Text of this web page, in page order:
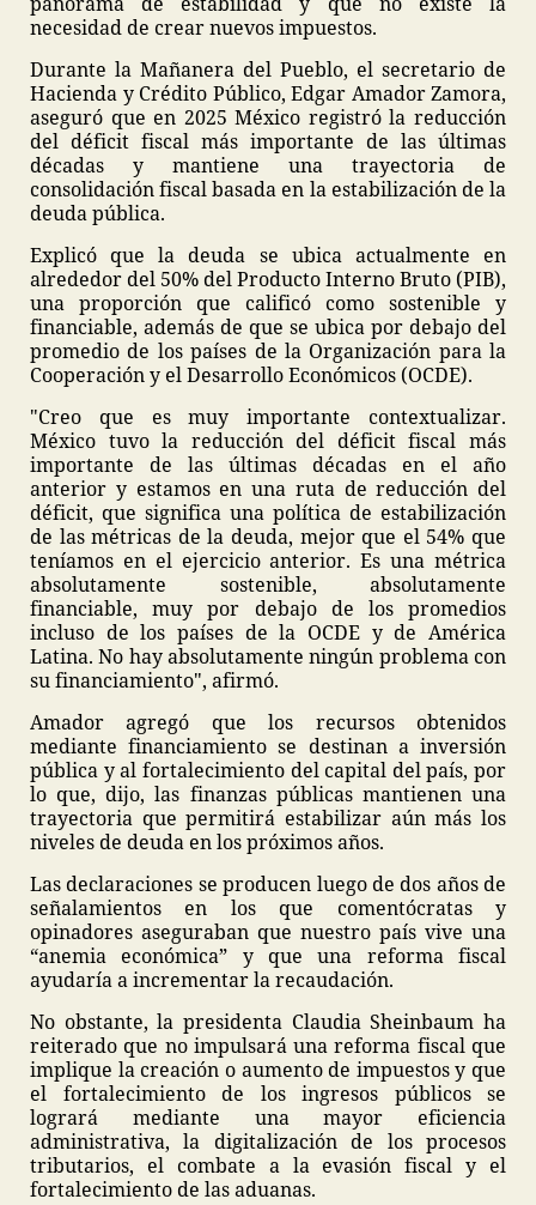
necesidad de crear nuevos impuestos.
Durante la Mañanera del Pueblo, el secretario de
Hacienda y Crédito Público, Edgar Amador Zamora,
aseguró que en 2025 México registró la reducción
del déficit fiscal más importante de las últimas
décadas y mantiene una trayectoria de
consolidación fiscal basada en la estabilización de la
deuda pública.
Explicó que la deuda se ubica actualmente en
alrededor del 50% del Producto Interno Bruto (PIB),
una proporción que calificó como sostenible y
financiable, además de que se ubica por debajo del
promedio de los países de la Organización para la
Cooperación y el Desarrollo Económicos (OCDE).
"Creo que es muy importante contextualizar.
México tuvo la reducción del déficit fiscal más
importante de las últimas décadas en el año
anterior y estamos en una ruta de reducción del
déficit, que significa una política de estabilización
de las métricas de la deuda, mejor que el 54% que
teníamos en el ejercicio anterior. Es una métrica
absolutamente sostenible, absolutamente
financiable, muy por debajo de los promedios
incluso de los países de la OCDE y de América
Latina. No hay absolutamente ningún problema con
su financiamiento", afirmó.
Amador agregó que los recursos obtenidos
mediante financiamiento se destinan a inversión
pública y al fortalecimiento del capital del país, por
lo que, dijo, las finanzas públicas mantienen una
trayectoria que permitirá estabilizar aún más los
niveles de deuda en los próximos años.
Las declaraciones se producen luego de dos años de
señalamientos en los que comentócratas y
opinadores aseguraban que nuestro país vive una
“anemia económica” y que una reforma fiscal
ayudaría a incrementar la recaudación.
No obstante, la presidenta Claudia Sheinbaum ha
reiterado que no impulsará una reforma fiscal que
implique la creación o aumento de impuestos y que
el fortalecimiento de los ingresos públicos se
logrará mediante una mayor eficiencia
administrativa, la digitalización de los procesos
tributarios, el combate a la evasión fiscal y el
fortalecimiento de las aduanas.